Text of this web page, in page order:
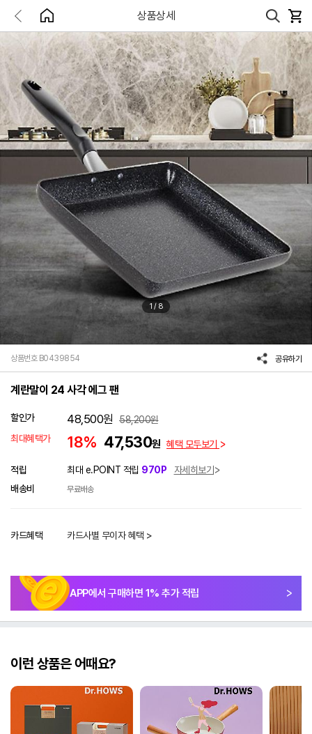
상품상세
1 / 8
상품번호 B0439854 공유하기
계란말이 24 사각 에그 팬
할인가 48,500원 58,200원
최대혜택가
18% 47,530원 혜택 모두보기
적립 최대 e.POINT 적립 970P
자세히보기
배송비
무료배송
카드혜택 카드사별 무이자 혜택 >
APP에서 구매하면 1% 추가 적립
이런 상품은 어때요?